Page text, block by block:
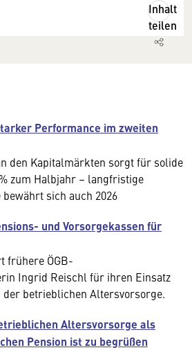
Inhalt
teilen
Performance im zweiten
den Kapitalmärkten sorgt für solide
zum Halbjahr – langfristige
sich auch 2026
und Vorsorgekassen für
frühere ÖGB-
Ingrid Reischl für ihren Einsatz
betrieblichen Altersvorsorge.
Altersvorsorge als
Pension ist zu begrüßen